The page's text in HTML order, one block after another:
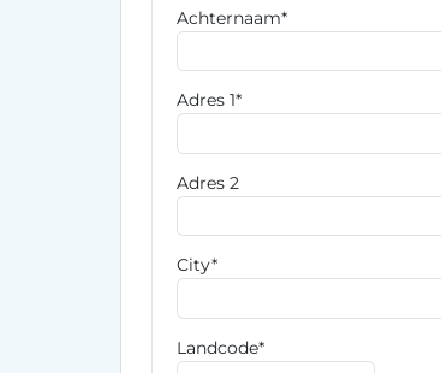
Achternaam*
Adres 1*
Adres 2
City*
Landcode*